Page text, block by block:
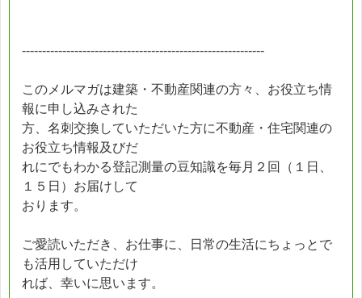
------------------------------------------------------------
このメルマガは建築・不動産関連の方々、お役立ち情
報に申し込みされた
方、名刺交換していただいた方に不動産・住宅関連の
お役立ち情報及びだ
れにでもわかる登記測量の豆知識を毎月２回（１日、
１５日）お届けして
おります。
ご愛読いただき、お仕事に、日常の生活にちょっとで
も活用していただけ
れば、幸いに思います。